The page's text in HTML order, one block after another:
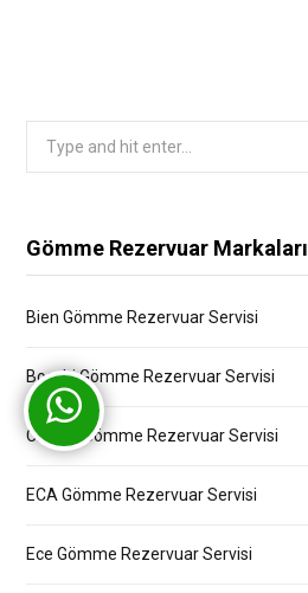
Gömme Rezervuar Markaları
Bien Gömme Rezervuar Servisi
Bocchi Gömme Rezervuar Servisi
Creavit Gömme Rezervuar Servisi
ECA Gömme Rezervuar Servisi
Ece Gömme Rezervuar Servisi